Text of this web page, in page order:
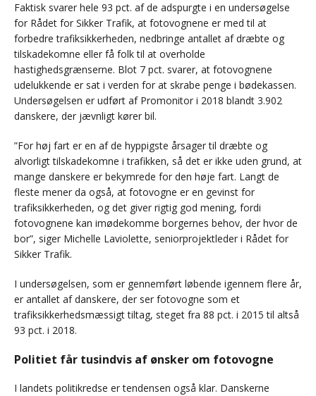
Faktisk svarer hele 93 pct. af de adspurgte i en undersøgelse
for Rådet for Sikker Trafik, at fotovognene er med til at
forbedre trafiksikkerheden, nedbringe antallet af dræbte og
tilskadekomne eller få folk til at overholde
hastighedsgrænserne. Blot 7 pct. svarer, at fotovognene
udelukkende er sat i verden for at skrabe penge i bødekassen.
Undersøgelsen er udført af Promonitor i 2018 blandt 3.902
danskere, der jævnligt kører bil.
”For høj fart er en af de hyppigste årsager til dræbte og
alvorligt tilskadekomne i trafikken, så det er ikke uden grund, at
mange danskere er bekymrede for den høje fart. Langt de
fleste mener da også, at fotovogne er en gevinst for
trafiksikkerheden, og det giver rigtig god mening, fordi
fotovognene kan imødekomme borgernes behov, der hvor de
bor”, siger Michelle Laviolette, seniorprojektleder i Rådet for
Sikker Trafik.
I undersøgelsen, som er gennemført løbende igennem flere år,
er antallet af danskere, der ser fotovogne som et
trafiksikkerhedsmæssigt tiltag, steget fra 88 pct. i 2015 til altså
93 pct. i 2018.
Politiet får tusindvis af ønsker om fotovogne
I landets politikredse er tendensen også klar. Danskerne